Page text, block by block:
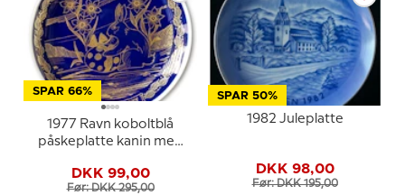
SPAR 66%
1977 Ravn koboltblå
påskeplatte kanin med
DKK 99,00
Før: DKK 295,00
SPAR 50%
1982 Juleplatte
DKK 98,00
Før: DKK 195,00